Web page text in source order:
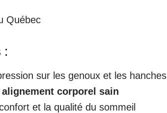
Québec
:
sur les genoux et les hanches
alignement corporel sain
et la qualité du sommeil